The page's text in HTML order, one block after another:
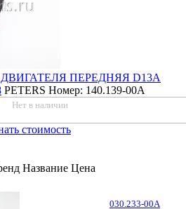
ПЕРЕДНЯЯ D13A
PETERS Номер: 140.139-00A
Нет в наличии
стоимость
Название Цена
030.233-00A